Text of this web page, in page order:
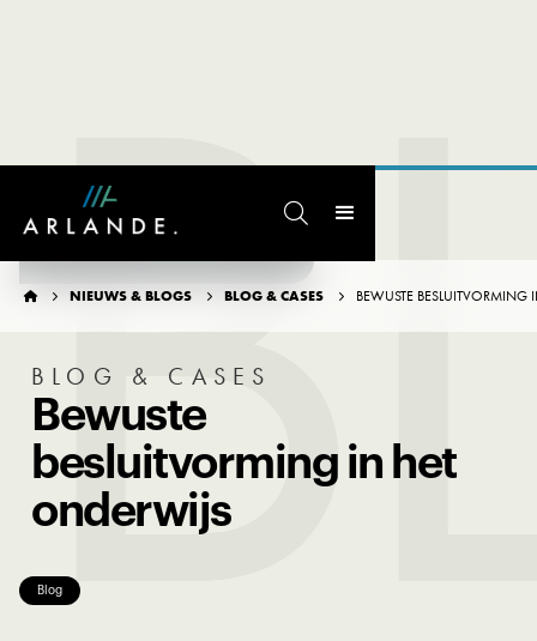

  NIEUWS & BLOGS  BLOG & CASES  BEWUSTE BESLUITVORMING
BLOG & CASES
Bewuste
besluitvorming in het
onderwijs
Blog